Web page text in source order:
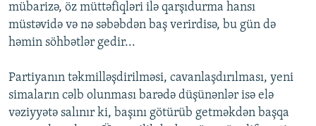
mübarizə, öz müttəfiqləri ilə qarşıdurma hansı
müstəvidə və nə səbəbdən baş verirdisə, bu gün də
həmin söhbətlər gedir...
Partiyanın təkmilləşdirilməsi, cavanlaşdırılması, yeni
simaların cəlb olunması barədə düşünənlər isə elə
vəziyyətə salınır ki, başını götürüb getməkdən başqa